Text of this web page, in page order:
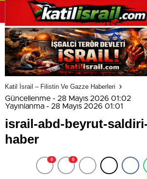
Katil İsrail – Filistin Ve Gazze Haberleri
Güncellenme - 28 Mayıs 2026 01:02
Yayınlanma - 28 Mayıs 2026 01:01
israil-abd-beyrut-
haber
0 0